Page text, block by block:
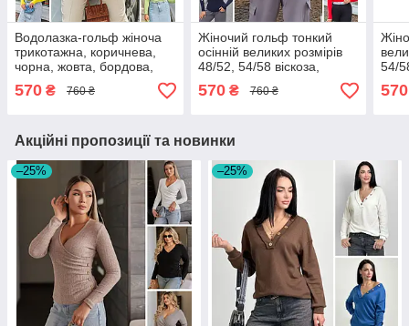
Водолазка-гольф жіноча
трикотажна, коричнева,
чорна, жовта, бордова,
червона, рожева,
бордова, бежева
570 ₴ 760 ₴
Жіночий гольф тонкий
осінній великих розмірів
48/52, 54/58 віскоза,
бірюзовий, зелений,
рожевий, синій, сірий
570₴ 760 ₴
54/
570
Акційні пропозиції та новинки
–25% –25%